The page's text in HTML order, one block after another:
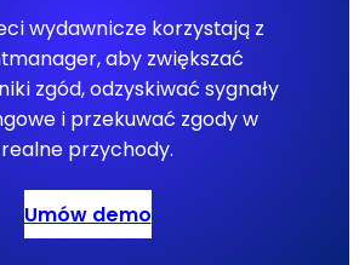
wydawnicze korzystają z
aby zwiększać
zgód, odzyskiwać sygnały
i przekuwać zgody w
realne przychody.
Umów demo